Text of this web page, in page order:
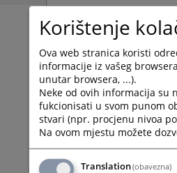
Korištenje
Ova web stranica koristi
informacije iz vašeg
unutar browsera, ...).
Neke od ovih informacija su
fukcionisati u svom punom
stvari (npr. procjenu nivoa
Na ovom mjestu možete
Translation(obavezna)